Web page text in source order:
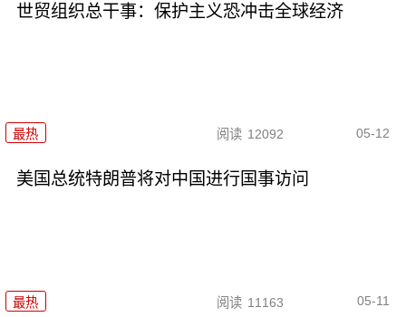
世贸组织总干事：保护主义恐冲击全球经济
最热 阅读 12092 05-12
美国总统特朗普将对中国进行国事访问
最热 阅读 11163 05-11